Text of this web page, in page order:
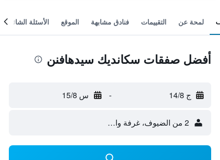
لمحة عن التقييمات فنادق مشابهة الموقع الأسئلة الشائعة
أفضل صفقات سكانديك سيدهافنن
ج 14/8 - س 15/8
2 من الضيوف، غرفة واحدة